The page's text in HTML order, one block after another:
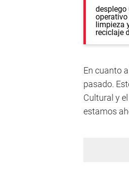
En cuanto
pasado.
Cultural y
estamos